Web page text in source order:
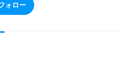
ォロー